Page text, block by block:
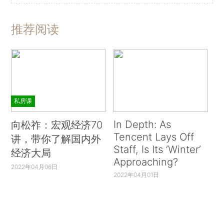
推荐阅读
私房课
向松祚：宏观经济70
讲，带你了解国内外
经济大局
2022年04月06日
In Depth: As
Tencent Lays Off
Staff, Is Its ‘Winter’
Approaching?
2022年04月01日